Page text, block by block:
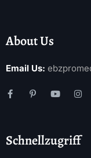
About Us
Email Us:
Schnellzugriff